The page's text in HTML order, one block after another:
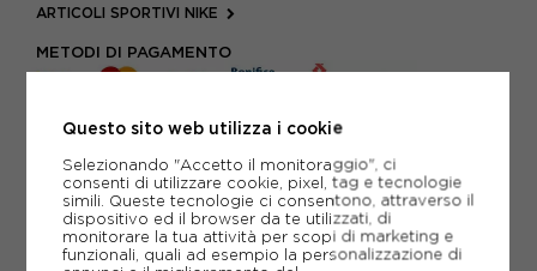
ARTICOLI SPORTIVI NIKE
METODI DI PAGAMENTO
SCHEDA TECNICA
GUIDA ALLE TAGLIE
Questo sito web utilizza i cookie
Selezionando "Accetto il monitoraggio", ci
consenti di utilizzare cookie, pixel, tag e tecnologie
simili. Queste tecnologie ci consentono, attraverso il
dispositivo ed il browser da te utilizzati, di
monitorare la tua attività per scopi di marketing e
funzionali, quali ad esempio la personalizzazione di